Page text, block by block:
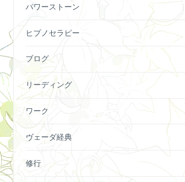
パワーストーン
ヒプノセラピー
ブログ
リーディング
ワーク
ヴェーダ経典
修行